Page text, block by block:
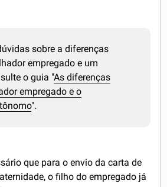
sobre a diferenças
empregado e um
o guia "As diferenças
empregado e o
".
que para o envio da carta de
o filho do empregado já